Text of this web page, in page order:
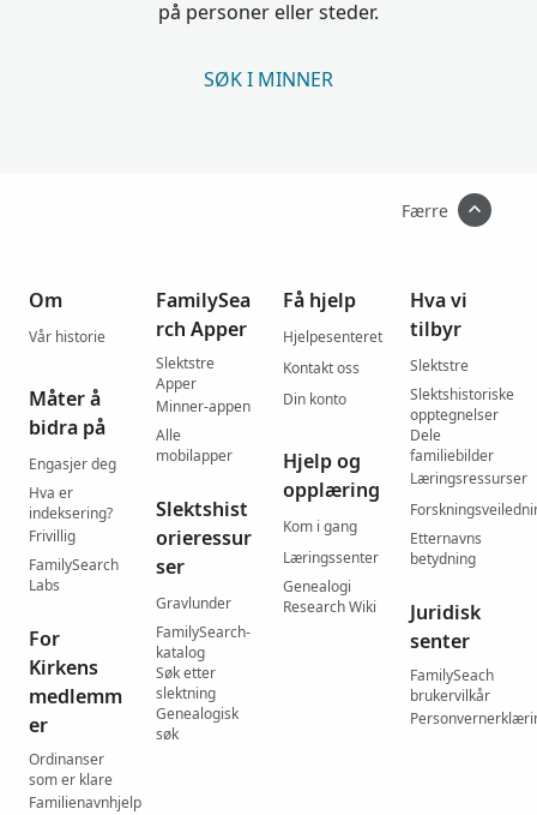
på personer eller steder.
SØK I MINNER
Færre
Om
Vår historie
Måter å
bidra på
Engasjer deg
Hva er
indeksering?
Frivillig
FamilySearch
Labs
For
Kirkens
medlemm
er
Ordinanser
som er klare
Familienavnhjelp
FamilySea
rch Apper
Slektstre
Apper
Minner-appen
Alle
mobilapper
Slektshist
orieressur
ser
Gravlunder
FamilySearch-
katalog
Søk etter
slektning
Genealogisk
søk
Få hjelp
Hjelpesenteret
Kontakt oss
Din konto
Hjelp og
opplæring
Kom i gang
Læringssenter
Genealogi
Research Wiki
Hva vi
tilbyr
Slektstre
Slektshistoriske
opptegnelser
Dele
familiebilder
Læringsressurser
Etternavns
betydning
Juridisk
senter
FamilySeach
brukervilkår